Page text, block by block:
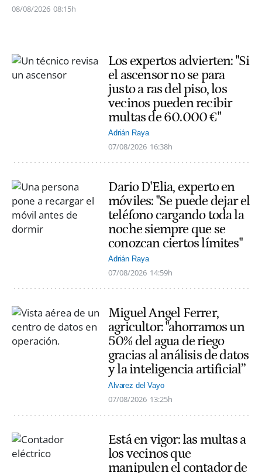
08/08/2026 08:15h
Los expertos advierten: "Si
el ascensor no se para
justo a ras del piso, los
vecinos pueden recibir
multas de 60.000 €"
Adrián Raya
07/08/2026 16:38h
Dario D'Elia, experto en
móviles: "Se puede dejar el
teléfono cargando toda la
noche siempre que se
conozcan ciertos límites"
Adrián Raya
07/08/2026 14:59h
Miguel Angel Ferrer,
agricultor: "ahorramos un
50% del agua de riego
gracias al análisis de datos
y la inteligencia artificial”
Alvarez del Vayo
07/08/2026 13:25h
Está en vigor: las multas a
los vecinos que
manipulen el contador de